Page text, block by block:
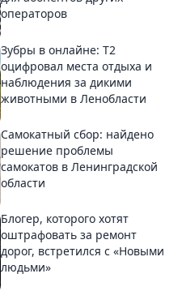
операторов
Зубры в онлайне: Т2
оцифровал места отдыха и
наблюдения за дикими
животными в Ленобласти
Самокатный сбор: найдено
решение проблемы
самокатов в Ленинградской
области
Блогер, которого хотят
оштрафовать за ремонт
дорог, встретился с «Новыми
людьми»